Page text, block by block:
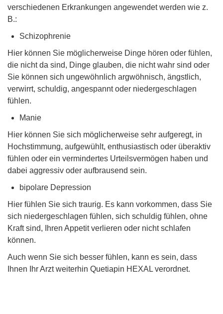
verschiedenen Erkrankungen angewendet werden wie z.
B.:
Schizophrenie
Hier können Sie möglicherweise Dinge hören oder fühlen,
die nicht da sind, Dinge glauben, die nicht wahr sind oder
Sie können sich ungewöhnlich argwöhnisch, ängstlich,
verwirrt, schuldig, angespannt oder niedergeschlagen
fühlen.
Manie
Hier können Sie sich möglicherweise sehr aufgeregt, in
Hochstimmung, aufgewühlt, enthusiastisch oder überaktiv
fühlen oder ein vermindertes Urteilsvermögen haben und
dabei aggressiv oder aufbrausend sein.
bipolare Depression
Hier fühlen Sie sich traurig. Es kann vorkommen, dass Sie
sich niedergeschlagen fühlen, sich schuldig fühlen, ohne
Kraft sind, Ihren Appetit verlieren oder nicht schlafen
können.
Auch wenn Sie sich besser fühlen, kann es sein, dass
Ihnen Ihr Arzt weiterhin Quetiapin HEXAL verordnet.